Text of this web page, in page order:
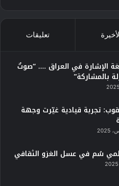
تعليقات
الإشارة في العراق …. “صوتٌ
بالمشاركة”
تجربة قيادية غيّرت وجهة
سُم في عسل الغزو الثقافي